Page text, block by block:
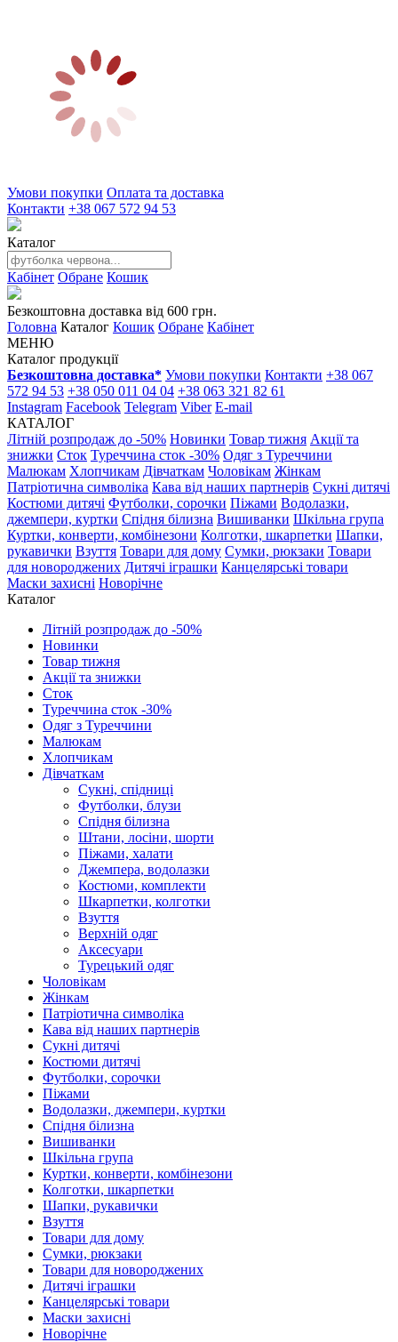
Умови покупки Оплата та доставка
Контакти +38 067 572 94 53
Каталог
Кабінет Обране Кошик
Безкоштовна доставка від 600 грн.
Головна Каталог Кошик Обране Кабінет
МЕНЮ
Каталог продукції
Безкоштовна доставка* Умови покупки Контакти +38 067
572 94 53 +38 050 011 04 04 +38 063 321 82 61
Instagram Facebook Telegram Viber E-mail
КАТАЛОГ
Літній розпродаж до -50% Новинки Товар тижня Акції та
знижки Сток Туреччина сток -30% Одяг з Туреччини
Малюкам Хлопчикам Дівчаткам Чоловікам Жінкам
Патріотична символіка Кава від наших партнерів Сукні дитячі
Костюми дитячі Футболки, сорочки Піжами Водолазки,
джемпери, куртки Спідня білизна Вишиванки Шкільна група
Куртки, конверти, комбінезони Колготки, шкарпетки Шапки,
рукавички Взуття Товари для дому Сумки, рюкзаки Товари
для новороджених Дитячі іграшки Канцелярські товари
Маски захисні Новорічне
Каталог
Літній розпродаж до -50%
Новинки
Товар тижня
Акції та знижки
Сток
Туреччина сток -30%
Одяг з Туреччини
Малюкам
Хлопчикам
Дівчаткам
Сукні, спідниці
Футболки, блузи
Спідня білизна
Штани, лосіни, шорти
Піжами, халати
Джемпера, водолазки
Костюми, комплекти
Шкарпетки, колготки
Взуття
Верхній одяг
Аксесуари
Турецький одяг
Чоловікам
Жінкам
Патріотична символіка
Кава від наших партнерів
Сукні дитячі
Костюми дитячі
Футболки, сорочки
Піжами
Водолазки, джемпери, куртки
Спідня білизна
Вишиванки
Шкільна група
Куртки, конверти, комбінезони
Колготки, шкарпетки
Шапки, рукавички
Взуття
Товари для дому
Сумки, рюкзаки
Товари для новороджених
Дитячі іграшки
Канцелярські товари
Маски захисні
Новорічне